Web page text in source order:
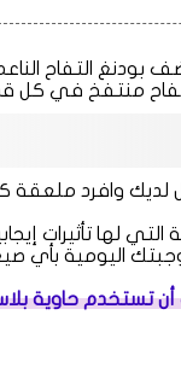
بودنغ التفاح
منتفخ في كل
وافرد ملعقة
التي لها تأثيرات
اليومية بأي
أن تستخدم حاوية